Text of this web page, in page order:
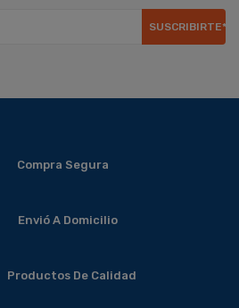
SUSCRIBIRTE*
Compra Segura
Envió A Domicilio
Productos De Calidad